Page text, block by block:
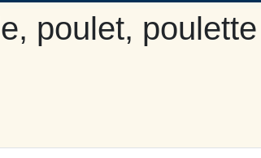
poulet, poulette